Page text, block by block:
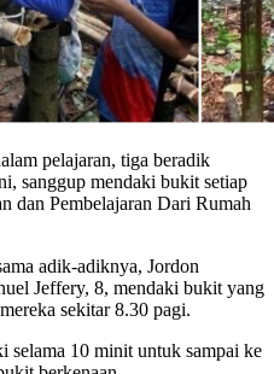
pelajaran, tiga beradik
sanggup mendaki bukit setiap
dan Pembelajaran Dari Rumah
adik-adiknya, Jordon
Jeffery, 8, mendaki bukit yang
sekitar 8.30 pagi.
selama 10 minit untuk sampai ke